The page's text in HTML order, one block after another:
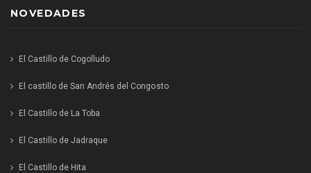
NOVEDADES
El Castillo de Cogolludo
El castillo de San Andrés del Congosto
El Castillo de La Toba
El Castillo de Jadraque
El Castillo de Hita